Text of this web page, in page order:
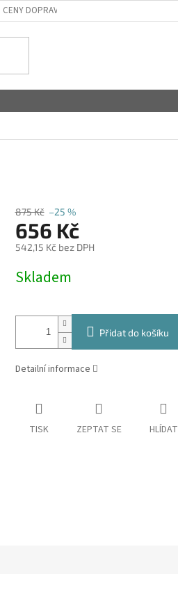
CENY DOPRAVY
875 Kč –25 %
656 Kč
542,15 Kč bez DPH
cena:
Skladem
Přidat do košíku
Detailní informace
TISK ZEPTAT SE HLÍDAT